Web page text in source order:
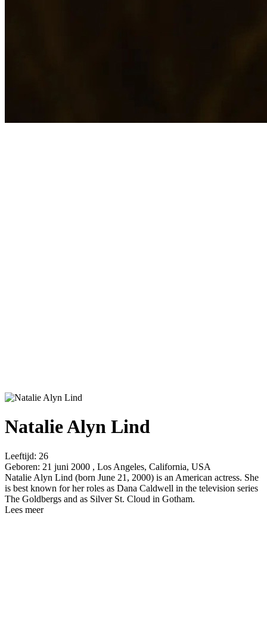
Natalie Alyn Lind
Leeftijd: 26
Geboren: 21 juni 2000 , Los Angeles, California, USA
Natalie Alyn Lind (born June 21, 2000) is an American actress. She
is best known for her roles as Dana Caldwell in the television series
The Goldbergs and as Silver St. Cloud in Gotham.
Lees meer